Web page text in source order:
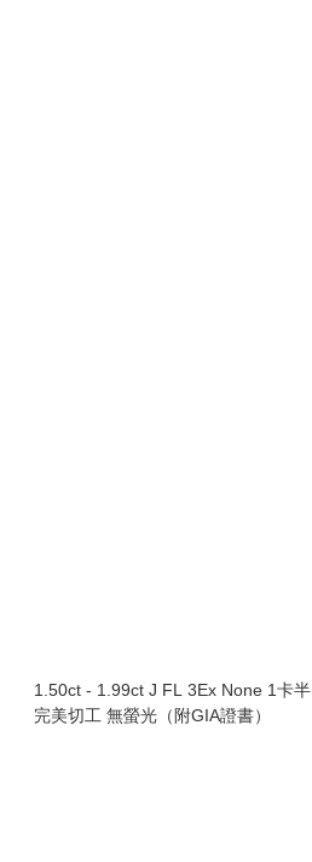
1.50ct - 1.99ct J FL 3Ex None 1卡半
完美切工 無螢光（附GIA證書）